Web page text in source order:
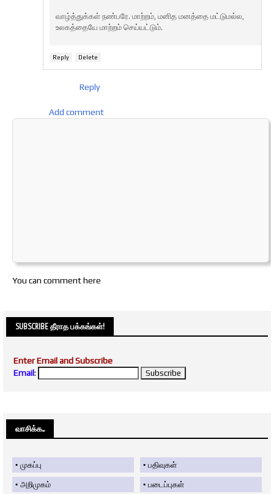
வாழ்த்துக்கள் நண்பரே. மாற்றம், மனித மனத்தை மட்டுமல்ல,
உலகத்தையே மாற்றம் செய்யட்டும்.
Reply Delete
Reply
Add comment
You can comment here
SUBSCRIBE தீராத பக்கங்கள்!
Enter Email and Subscribe
Email:
வாசிக்க....
முகப்பு பதிவுகள்
அறிமுகம் படைப்புகள்